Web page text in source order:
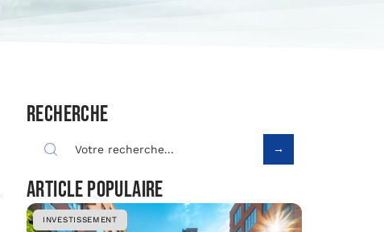
Recherche
Article populaire
INVESTISSEMENT